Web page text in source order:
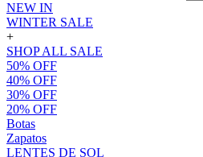
NEW IN
WINTER SALE
+
SHOP ALL SALE
50% OFF
40% OFF
30% OFF
20% OFF
Botas
Zapatos
LENTES DE SOL